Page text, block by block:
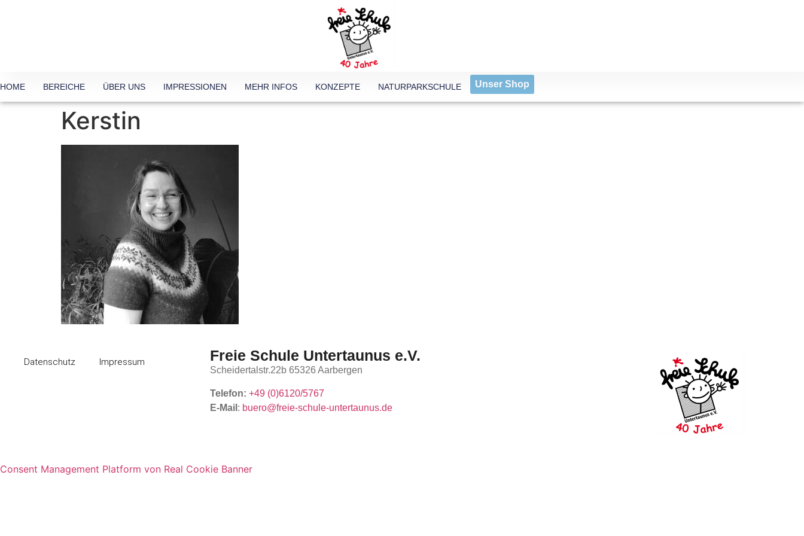
Unser Shop
HOME BEREICHE ÜBER UNS IMPRESSIONEN MEHR INFOS KONZEPTE NATURPARKSCHULE
Kerstin
Datenschutz Impressum Freie Schule Untertaunus e.V.
Scheidertalstr.22b 65326 Aarbergen
Telefon: +49 (0)6120/5767
E-Mail : buero@freie-schule-untertaunus.de
Consent Management Platform von Real Cookie Banner